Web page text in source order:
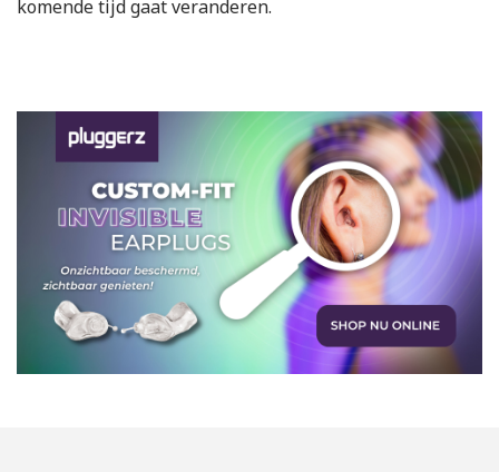
komende tijd gaat veranderen.